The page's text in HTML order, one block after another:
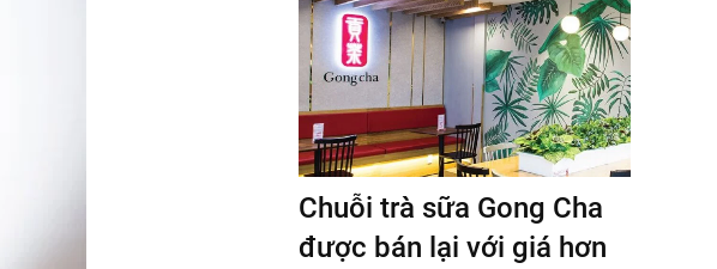
Chuỗi trà sữa Gong Cha
được bán lại với giá hơn